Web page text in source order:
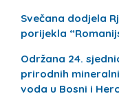
Svečana dodjela
porijekla
Održana 24.
prirodnih
voda u Bosni i